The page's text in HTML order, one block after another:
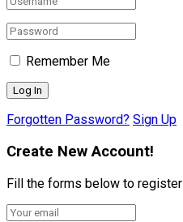
Remember Me
Forgotten Password? Sign Up
Create New Account!
Fill the forms below to register